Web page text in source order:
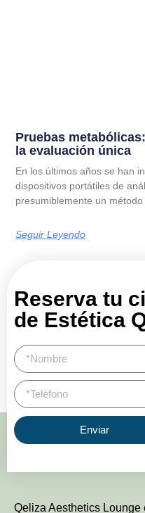
Pruebas
la evaluación única
En los últimos años se han
dispositivos portátiles de
presumiblemente un método
Seguir Leyendo
Reserva tu
de Estética
Enviar
Qeliza Aesthetics